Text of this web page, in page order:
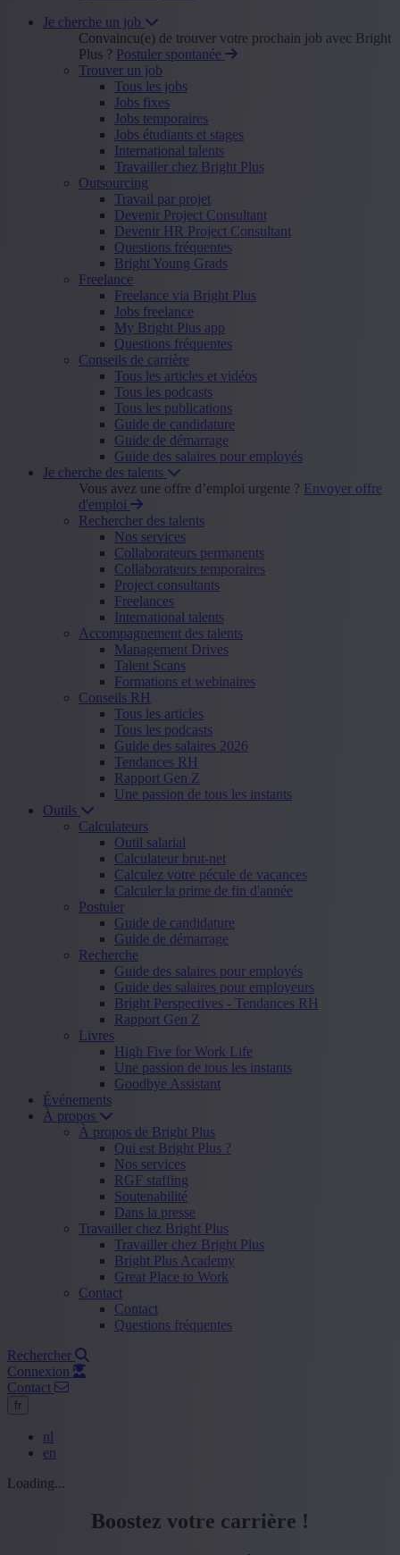
Je cherche un job
Convaincu(e) de trouver votre prochain job avec Bright
Plus ? Postuler spontanée
Trouver un job
Tous les jobs
Jobs fixes
Jobs temporaires
Jobs étudiants et stages
International talents
Travailler chez Bright Plus
Outsourcing
Travail par projet
Devenir Project Consultant
Devenir HR Project Consultant
Questions fréquentes
Bright Young Grads
Freelance
Freelance via Bright Plus
Jobs freelance
My Bright Plus app
Questions fréquentes
Conseils de carrière
Tous les articles et vidéos
Tous les podcasts
Tous les publications
Guide de candidature
Guide de démarrage
Guide des salaires pour employés
Je cherche des talents
Vous avez une offre d’emploi urgente ? Envoyer offre
d'emploi
Rechercher des talents
Nos services
Collaborateurs permanents
Collaborateurs temporaires
Project consultants
Freelances
International talents
Accompagnement des talents
Management Drives
Talent Scans
Formations et webinaires
Conseils RH
Tous les articles
Tous les podcasts
Guide des salaires 2026
Tendances RH
Rapport Gen Z
Une passion de tous les instants
Outils
Calculateurs
Outil salarial
Calculateur brut-net
Calculez votre pécule de vacances
Calculer la prime de fin d'année
Postuler
Guide de candidature
Guide de démarrage
Recherche
Guide des salaires pour employés
Guide des salaires pour employeurs
Bright Perspectives - Tendances RH
Rapport Gen Z
Livres
High Five for Work Life
Une passion de tous les instants
Goodbye Assistant
Événements
À propos
À propos de Bright Plus
Qui est Bright Plus ?
Nos services
RGF staffing
Soutenabilité
Dans la presse
Travailler chez Bright Plus
Travailler chez Bright Plus
Bright Plus Academy
Great Place to Work
Contact
Contact
Questions fréquentes
Rechercher
Connexion
Contact
fr
nl
en
Loading...
Boostez votre carrière !